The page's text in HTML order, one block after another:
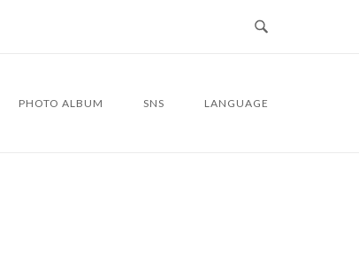
PHOTO ALBUM SNS LANGUAGE